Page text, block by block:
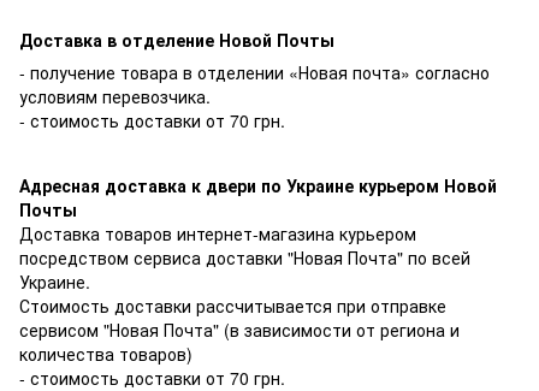
Доставка в отделение Новой Почты
- получение товара в отделении «Новая почта» согласно
условиям перевозчика.
- стоимость доставки от 70 грн.
Адресная доставка к двери по Украине курьером Новой
Почты
Доставка товаров интернет-магазина курьером
посредством сервиса доставки "Новая Почта" по всей
Украине.
Стоимость доставки рассчитывается при отправке
сервисом "Новая Почта" (в зависимости от региона и
количества товаров)
- стоимость доставки от 70 грн.